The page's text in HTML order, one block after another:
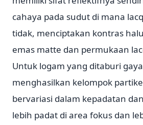
cahaya pada sudut di mana
tidak, menciptakan kontras
emas matte dan permukaan
Untuk logam yang ditaburi
menghasilkan kelompok
bervariasi dalam kepadatan
lebih padat di area fokus dan